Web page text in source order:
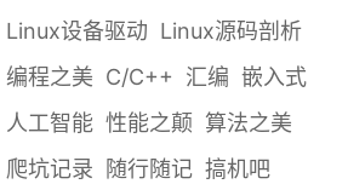
Linux设备驱动 Linux源码剖析
编程之美 C/C++ 汇编 嵌入式
人工智能 性能之颠 算法之美
爬坑记录
随行随记 搞机吧